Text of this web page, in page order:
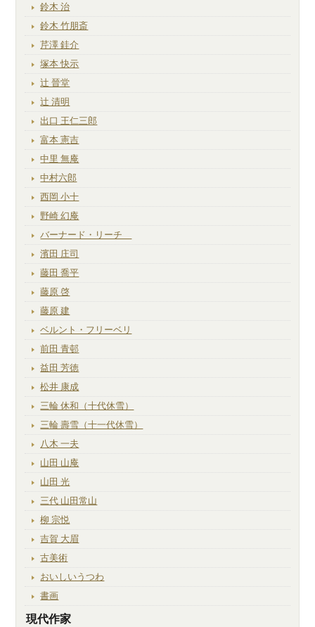
鈴木 治
鈴木 竹朋斎
芹澤 銈介
塚本 快示
辻 晉堂
辻 清明
出口 王仁三郎
富本 憲吉
中里 無庵
中村六郎
西岡 小十
野崎 幻庵
バーナード・リーチ
濱田 庄司
藤田 喬平
藤原 啓
藤原 建
ベルント・フリーベリ
前田 青邨
益田 芳徳
松井 康成
三輪 休和（十代休雪）
三輪 壽雪（十一代休雪）
八木 一夫
山田 山庵
山田 光
三代 山田常山
柳 宗悦
吉賀 大眉
古美術
おいしいうつわ
書画
現代作家